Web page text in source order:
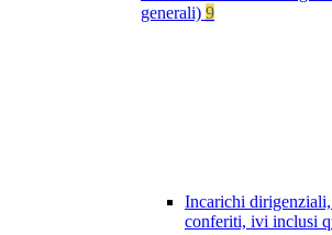
generali) 9
Incarichi
conferiti, ivi inclusi